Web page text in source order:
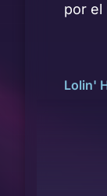
por el
Lolin'